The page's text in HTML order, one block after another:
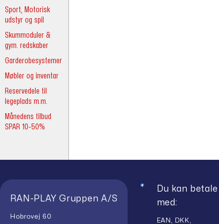
Sport, Motorisk
udstyr og spil
Skummoduler &
gym. redskaber
Garderobesystemer
Møbler og inventar
Reservedele til
legeplads m.m.
Månedens tilbud
SPAR 10-50%
RAN-PLAY Gruppen A/S
Hobrovej 60
Du kan betale
med:
EAN, DKK,